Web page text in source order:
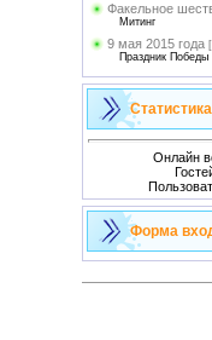
Факельное
Митинг
9 мая 2015 года
Праздник Победы
Статистика
Онлайн
Форма